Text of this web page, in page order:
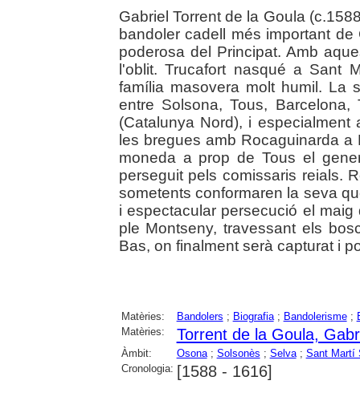
Gabriel Torrent de la Goula
bandoler cadell més important
poderosa del Principat. Amb
l'oblit. Trucafort nasqué a Sant
família masovera molt humil. La
entre Solsona, Tous,
(Catalunya Nord), i
les bregues amb Rocaguinarda
moneda a prop de Tous el
perseguit pels comissaris reials.
sometents conformaren la seva
i espectacular persecució el
ple Montseny, travessant els
Bas, on finalment serà capturat i
Matèries: Bandolers ; Biografia; Bandolerisme;
Matèries:
Torrent de la Goula,
Àmbit: Osona; Solsonès ; Selva; Sant Martí
Cronologia: [1588 - 1616]